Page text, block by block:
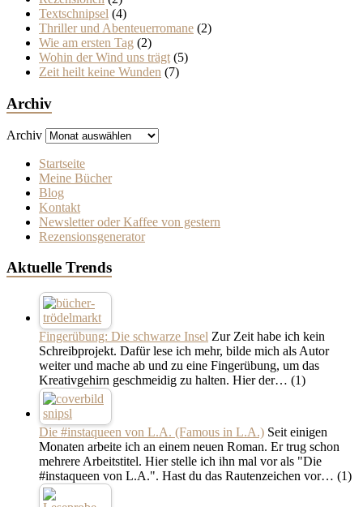
Textschnipsel (4)
Thriller und Abenteuerromane (2)
Wie am ersten Tag (2)
Wohin der Wind uns trägt (5)
Zeit heilt keine Wunden (7)
Archiv
Archiv
Startseite
Meine Bücher
Blog
Kontakt
Newsletter oder Kaffee von gestern
Rezensionsgenerator
Aktuelle Trends
Fingerübung: Die schwarze Insel Zur Zeit habe ich kein
Schreibprojekt. Dafür lese ich mehr, bilde mich als Autor
weiter und mache ab und zu eine Fingerübung, um das
Kreativgehirn geschmeidig zu halten. Hier der… (1)
Die #instaqueen von L.A. (Famous in L.A.) Seit einigen
Monaten arbeite ich an einem neuen Roman. Er trug schon
mehrere Arbeitstitel. Hier stelle ich ihn mal vor als "Die
#instaqueen von L.A.". Hast du das Rautenzeichen vor… (1)